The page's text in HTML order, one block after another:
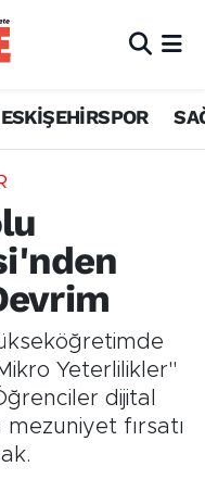
ESKİŞEHİRSPOR
Yeterlilikler"
dijital
fırsatı